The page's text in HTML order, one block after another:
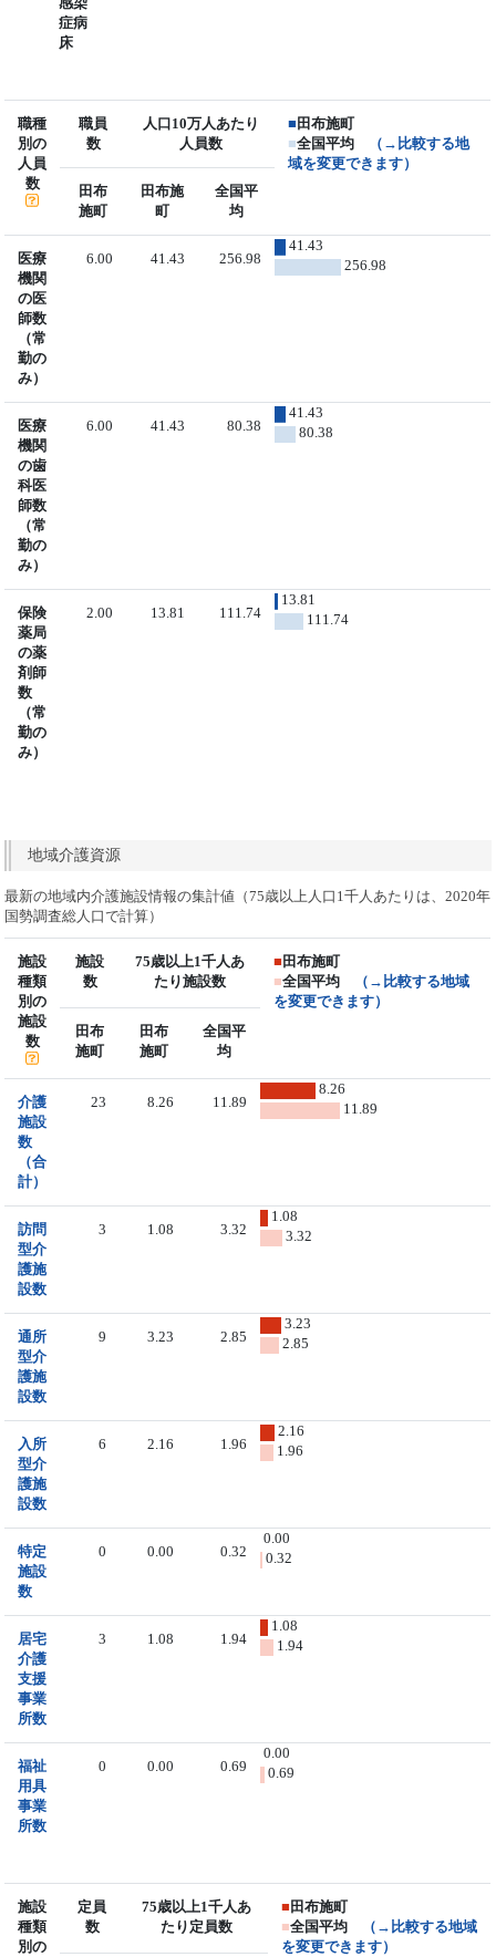
症病
床
職種
別の
人員
数
職員
数
人口10万人あたり
人員数
■ 田布施町
■全国平均
（→比較する地
域を変更できます）
田布
施町
田布施
町
全国平
均
医療
機関
の医
師数
（常
勤の
み）
6.00 41.43 256.98
41.43
256.98
医療
機関
の歯
科医
師数
（常
勤の
み）
6.00 41.43 80.38
41.43
80.38
保険
薬局
の薬
剤師
数
（常
勤の
み）
2.00 13.81 111.74
13.81
111.74
地域介護資源
最新の地域内介護施設情報の集計値（75歳以上人口1千人あたりは、2020年
国勢調査総人口で計算）
施設
種類
別の
施設
数
施設
数
75歳以上1千人あ
たり施設数
■ 田布施町
■全国平均
（→比較する地域
を変更できます）
田布
施町
田布
施町
全国平
均
介護
施設
数
（合
計）
23 8.26 11.89
8.26
11.89
訪問
型介
護施
設数
3 1.08 3.32
1.08
3.32
通所
型介
護施
設数
9 3.23 2.85
3.23
2.85
入所
型介
護施
設数
6 2.16 1.96
2.16
1.96
特定
施設
数
0 0.00 0.32
0.00
0.32
居宅
介護
支援
事業
所数
3 1.08 1.94
1.08
1.94
福祉
用具
事業
所数
0 0.00 0.69
0.00
0.69
施設
種類
別の
定員
数
75歳以上1千人あ
たり定員数
■ 田布施町
■全国平均
（→比較する地域
を変更できます）